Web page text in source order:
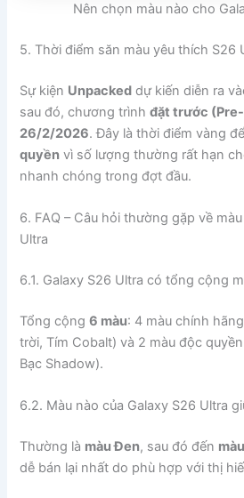
Nên chọn màu nào cho
5. Thời điểm săn màu yêu thích S26
Sự kiện Unpacked dự kiến diễn ra
sau đó, chương trìnhđặt trước
26/2/2026. Đây là thời điểm vàng
quyền vì số lượng thường rất hạn
nhanh chóng trong đợt đầu.
6. FAQ – Câu hỏi thường gặp về
Ultra
6.1. Galaxy S26 Ultra có tổng cộng
Tổng cộng6 màu: 4 màu chính
trời, Tím Cobalt) và 2 màu độc
Bạc Shadow).
6.2. Màu nào của Galaxy S26 Ultra
Thường là màu Đen, sau đó đến
dễ bán lại nhất do phù hợp với thị